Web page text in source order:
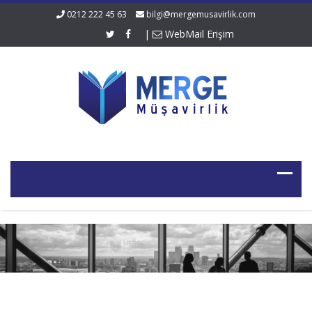
0212 222 45 63 bilgi@mergemusavirlik.com
| WebMail Erişim